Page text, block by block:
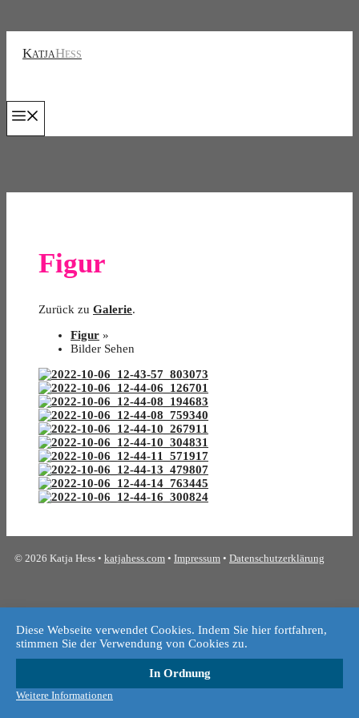
InhaltKatjaHess
Figur
Zurück zu Galerie.
Figur »
Bilder Sehen
© 2026 Katja Hess • katjahess.com • Impressum • Datenschutzerklärung
Diese Webseite verwendet Cookies. Indem Sie hier fortfahren,
stimmen Sie der Verwendung von Cookies zu.
In Ordnung
Weitere Informationen